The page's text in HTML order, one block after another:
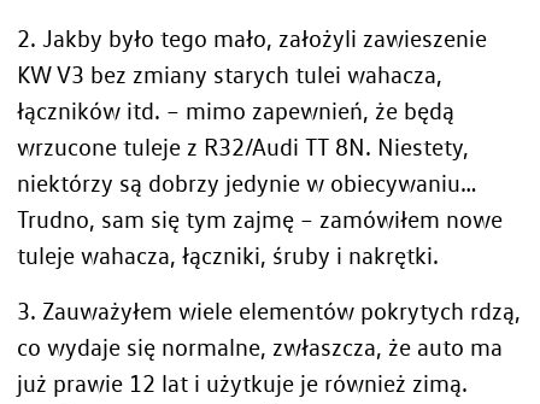
2. Jakby było tego mało, założyli zawieszenie
KW V3 bez zmiany starych tulei wahacza,
łączników itd. – mimo zapewnień, że będą
wrzucone tuleje z R32/Audi TT 8N. Niestety,
niektórzy są dobrzy jedynie w obiecywaniu…
Trudno, sam się tym zajmę – zamówiłem nowe
tuleje wahacza, łączniki, śruby i nakrętki.
3. Zauważyłem wiele elementów pokrytych rdzą,
co wydaje się normalne, zwłaszcza, że auto ma
już prawie 12 lat i użytkuje je również zimą.